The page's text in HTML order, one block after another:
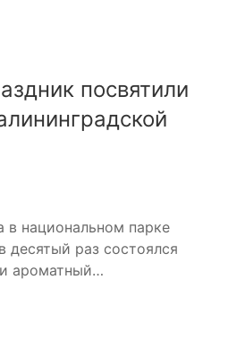
посвятили
в национальном парке
десятый раз состоялся
ароматный…